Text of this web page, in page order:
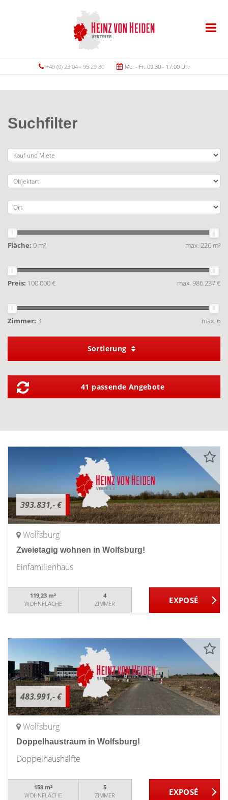
+49 (0) 23 04 - 95 29 80 Mo. - Fr. 09.30 - 17.00 Uhr
Suchfilter
Fläche: 0 m² max. 226 m²
Preis: 100.000 € max. 986.237 €
Zimmer: 3 max. 6
Sortierung
41 passende Angebote
393.831,- €
Wolfsburg
Zweietagig wohnen in Wolfsburg!
Einfamilienhaus
119,23 m²
WOHNFLÄCHE
4
ZIMMER
483.991,- €
Wolfsburg
Doppelhaustraum in Wolfsburg!
Doppelhaushälfte
158 m²
WOHNFLÄCHE
5
ZIMMER